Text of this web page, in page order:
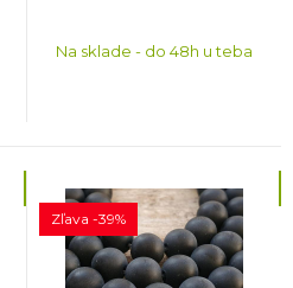
Na sklade - do 48h u teba
Zľava -39%